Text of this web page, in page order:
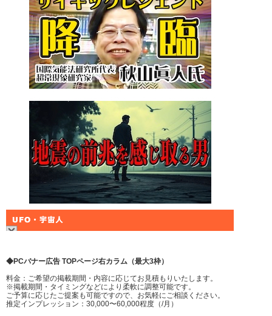
◆PCバナー広告 TOPページ右カラム（最大3枠）
料金：ご希望の掲載期間・内容に応じてお見積もりいたします。
※掲載期間・タイミングなどにより柔軟に調整可能です。
ご予算に応じたご提案も可能ですので、お気軽にご相談ください。
推定インプレッション：30,000〜60,000程度（/月）